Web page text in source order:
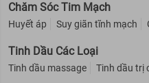
Chăm Sóc Tim Mạch
Huyết áp Suy giãn tĩnh mạch
Tinh Dầu Các Loại
Tinh dầu massage Tinh dầu trị